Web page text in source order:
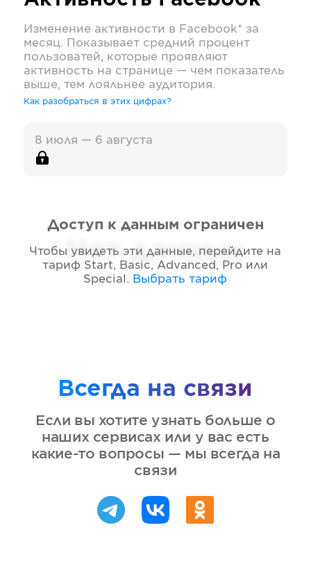
Изменение активности в Facebook* за
месяц. Показывает средний процент
пользоватей, которые проявляют
активность на странице — чем показатель
выше, тем лояльнее аудитория.
Как разобраться в этих цифрах?
8 июля — 6 августа
Нет данных
Доступ к данным ограничен
Чтобы увидеть эти данные, перейдите на
тариф Start, Basic, Advanced, Pro или
Special . Выбрать тариф
Всегда на связи
Если вы хотите узнать больше о
наших сервисах или у вас есть
какие-то вопросы — мы всегда на
связи